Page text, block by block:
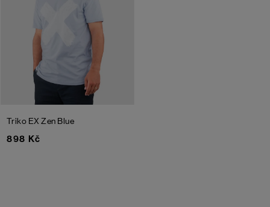
Triko EXZen Blue
898 Kč